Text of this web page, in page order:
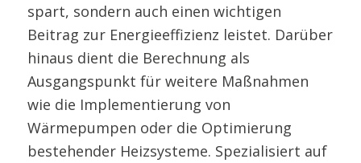
spart, sondern auch einen wichtigen
Beitrag zur Energieeffizienz leistet. Darüber
hinaus dient die Berechnung als
Ausgangspunkt für weitere Maßnahmen
wie die Implementierung von
Wärmepumpen oder die Optimierung
bestehender Heizsysteme. Spezialisiert auf